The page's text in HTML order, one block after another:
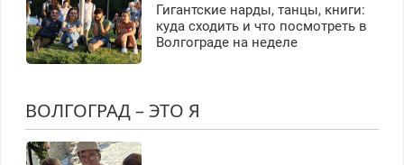
Гигантские нарды, танцы, книги:
куда сходить и что посмотреть в
Волгограде на неделе
ВОЛГОГРАД – ЭТО Я